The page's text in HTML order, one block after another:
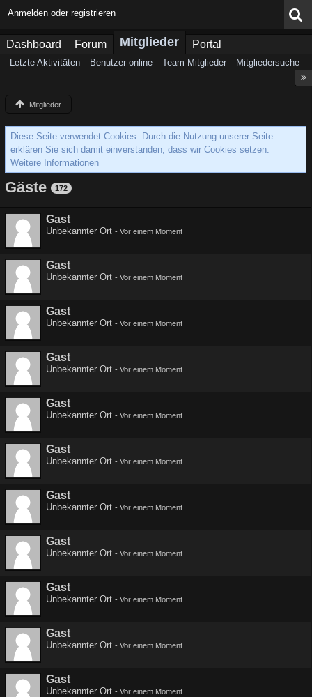
Anmelden oder registrieren
Dashboard Forum Mitglieder Portal
Letzte Aktivitäten Benutzer online Team-Mitglieder Mitgliedersuche
Mitglieder
Diese Seite verwendet Cookies. Durch die Nutzung unserer Seite
erklären Sie sich damit einverstanden, dass wir Cookies setzen.
Weitere Informationen
Gäste 172
Gast
Unbekannter Ort - Vor einem Moment
Gast
Unbekannter Ort - Vor einem Moment
Gast
Unbekannter Ort - Vor einem Moment
Gast
Unbekannter Ort - Vor einem Moment
Gast
Unbekannter Ort - Vor einem Moment
Gast
Unbekannter Ort - Vor einem Moment
Gast
Unbekannter Ort - Vor einem Moment
Gast
Unbekannter Ort - Vor einem Moment
Gast
Unbekannter Ort - Vor einem Moment
Gast
Unbekannter Ort - Vor einem Moment
Gast
Unbekannter Ort - Vor einem Moment